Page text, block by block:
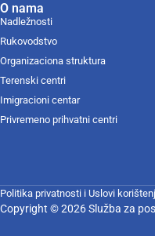
O nama
Nadležnosti
Rukovodstvo
Organizaciona struktura
Terenski centri
Imigracioni centar
Privremeno prihvatni centri
Politika privatnosti i Uslovi
Copyright © 2026 Služba za